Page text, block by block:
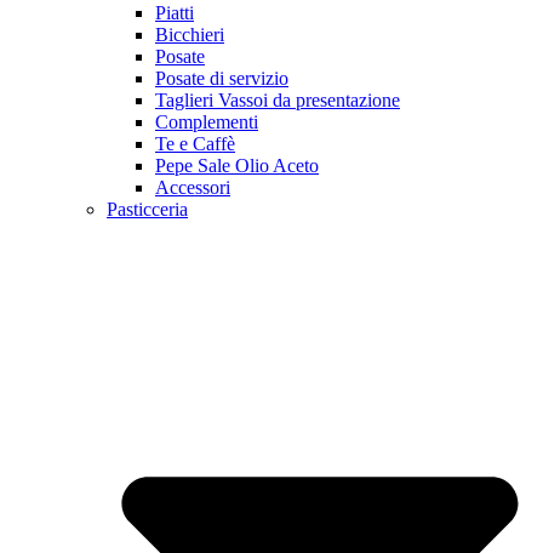
Piatti
Bicchieri
Posate
Posate di servizio
Taglieri Vassoi da presentazione
Complementi
Te e Caffè
Pepe Sale Olio Aceto
Accessori
Pasticceria